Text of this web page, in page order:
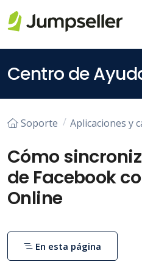
Centro de
Soporte Aplicaciones y
Cómo
de Facebook
Online
En esta página